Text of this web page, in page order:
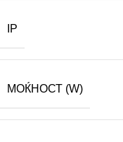
IP
МОЌНОСТ (W)